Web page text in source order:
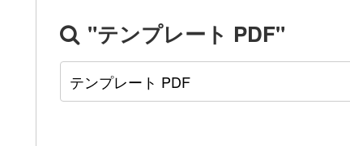
"テンプレート PDF"